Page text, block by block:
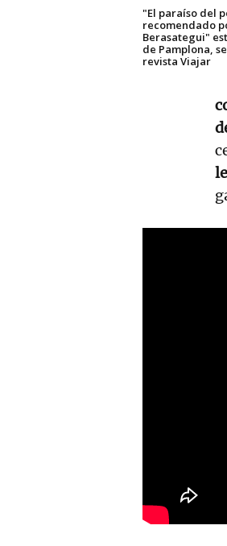
"El paraíso del
recomendado
Berasategui"
de Pamplona,
revista Viajar